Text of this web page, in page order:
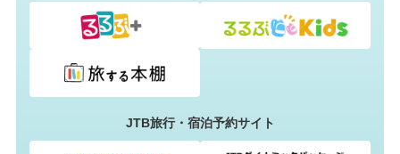
JTB旅行・宿泊予約サイト